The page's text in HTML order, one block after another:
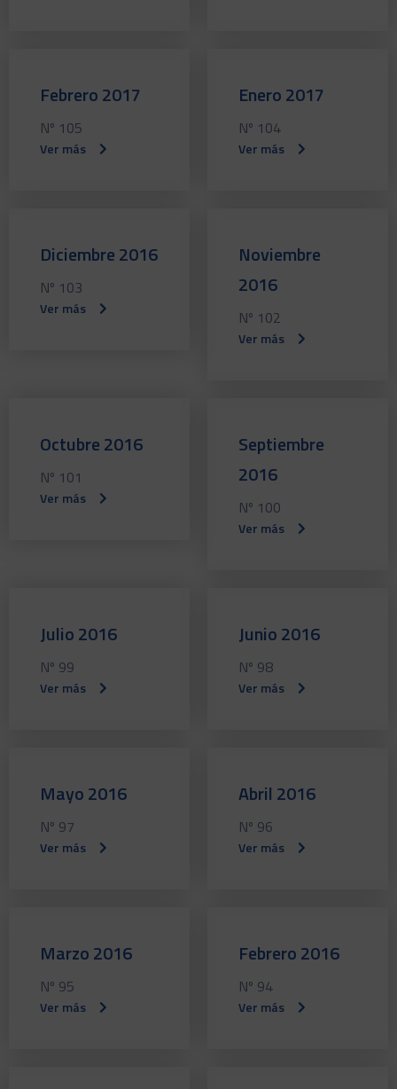
Febrero 2017
Nº 105
Ver más
Enero 2017
Nº 104
Ver más
Diciembre 2016
Nº 103
Ver más
Noviembre
2016
Nº 102
Ver más
Octubre 2016
Nº 101
Ver más
Septiembre
2016
Nº 100
Ver más
Julio 2016
Nº 99
Ver más
Junio 2016
Nº 98
Ver más
Mayo 2016
Nº 97
Ver más
Abril 2016
Nº 96
Ver más
Marzo 2016
Nº 95
Ver más
Febrero 2016
Nº 94
Ver más